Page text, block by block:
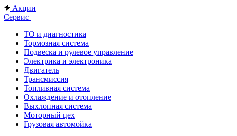
Акции
Сервис
ТО и диагностика
Тормозная система
Подвеска и рулевое управление
Электрика и электроника
Двигатель
Трансмиссия
Топливная система
Охлаждение и отопление
Выхлопная система
Моторный цех
Грузовая автомойка